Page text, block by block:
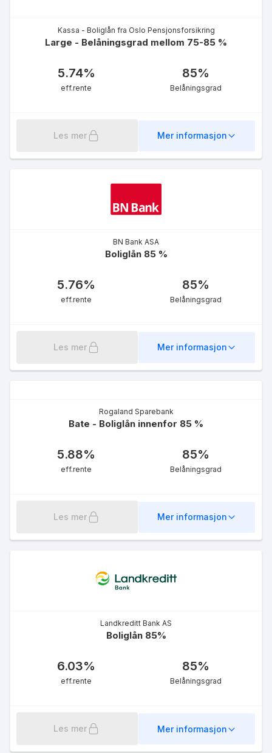
Boliglån ordinær - 90%
eff.rente
Rammelån øvrige kunder
5.36%
Rammelån medlem
Grønt boliglån medlem
Kassa - Boliglån fra Oslo Pensjonsforsikring
Large - Belåningsgrad mellom 75-85 %
5.74%
eff.rente
85%
Belåningsgrad
Les mer Mer informasjon
BN Bank ASA
Boliglån 85 %
5.76%
eff.rente
85%
Belåningsgrad
Les mer Mer informasjon
Rogaland Sparebank
Bate - Boliglån innenfor 85 %
5.88%
eff.rente
85%
Belåningsgrad
Les mer Mer informasjon
Landkreditt Bank AS
Boliglån 85%
6.03%
eff.rente
85%
Belåningsgrad
Les mer Mer informasjon